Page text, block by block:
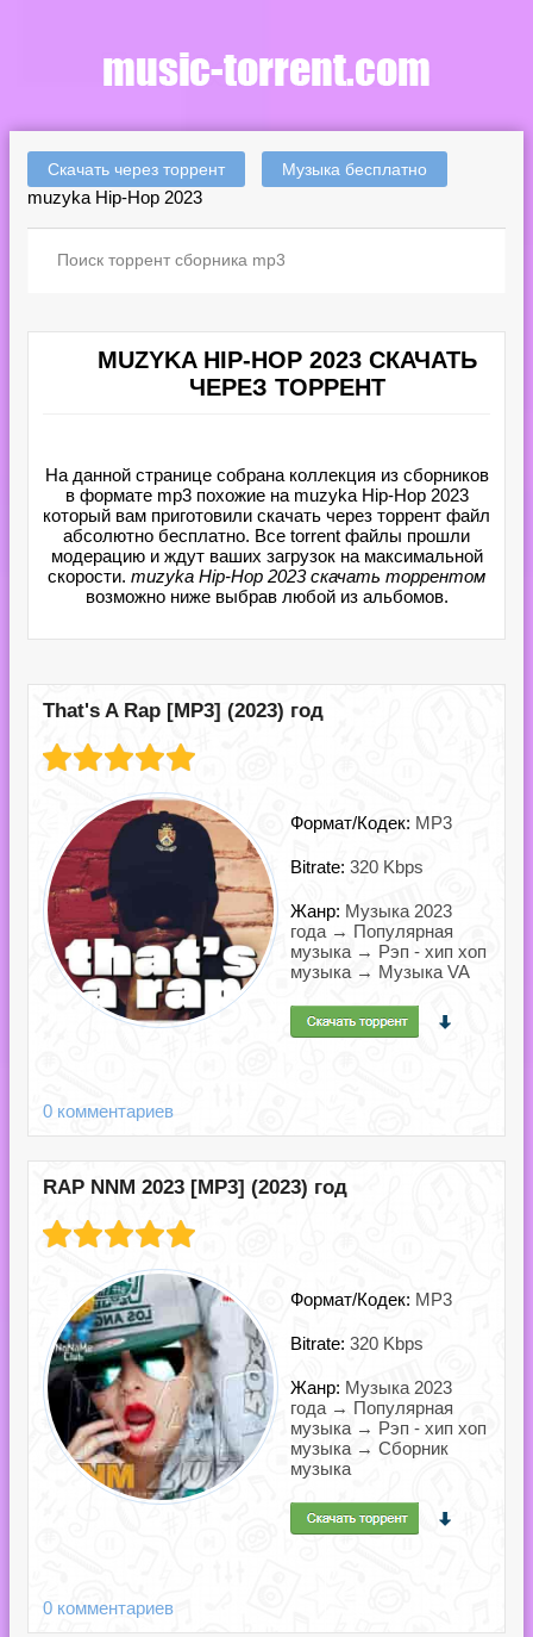
Скачать через торрент Музыка бесплатно
muzyka Hip-Hop 2023
MUZYKA HIP-HOP 2023 СКАЧАТЬ
ЧЕРЕЗ ТОРРЕНТ
На данной странице собрана коллекция из сборников
в формате mp3 похожие на muzyka Hip-Hop 2023
который вам приготовили скачать через торрент файл
абсолютно бесплатно. Все torrent файлы прошли
модерацию и ждут ваших загрузок на максимальной
скорости. muzyka Hip-Hop 2023 скачать торрентом
возможно ниже выбрав любой из альбомов.
That's A Rap [MP3] (2023) год
Формат/Кодек: MP3
Bitrate: 320 Kbps
Жанр: Музыка 2023
года → Популярная
музыка → Рэп - хип хоп
музыка → Музыка VA
0 комментариев
RAP NNM 2023 [MP3] (2023) год
Формат/Кодек: MP3
Bitrate: 320 Kbps
Жанр: Музыка 2023
года → Популярная
музыка → Рэп - хип хоп
музыка → Сборник
музыка
0 комментариев